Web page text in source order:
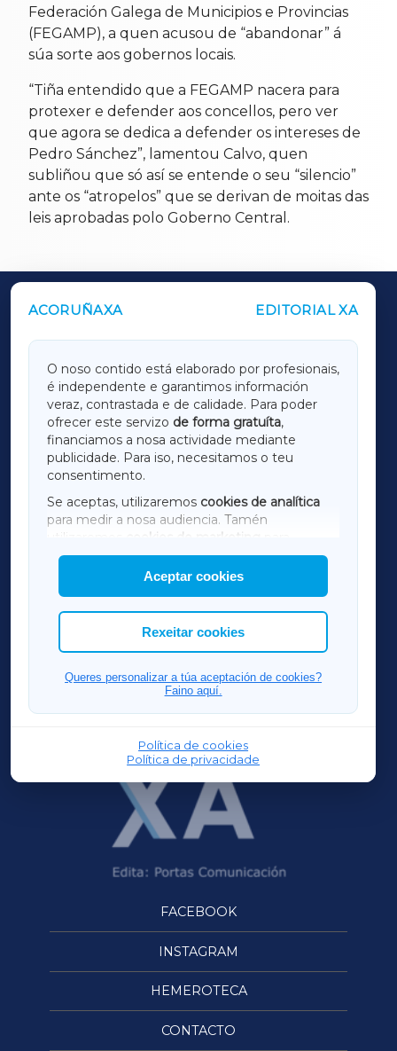
Federación Galega de Municipios e Provincias
(FEGAMP), a quen acusou de “abandonar” á
súa sorte aos gobernos locais.
“Tiña entendido que a FEGAMP nacera para
protexer e defender aos concellos, pero ver
que agora se dedica a defender os intereses de
Pedro Sánchez”, lamentou Calvo, quen
subliñou que só así se entende o seu “silencio”
ante os “atropelos” que se derivan de moitas das
leis aprobadas polo Goberno Central.
ACORUÑAXA EDITORIAL XA
O noso contido está elaborado por profesionais,
é independente e garantimos información
veraz, contrastada e de calidade. Para poder
ofrecer este servizo de forma gratuíta,
financiamos a nosa actividade mediante
publicidade. Para iso, necesitamos o teu
consentimento.
Se aceptas, utilizaremos cookies de analítica
para medir a nosa audiencia. Tamén
utilizaremos
cookies de marketing
mostrar publicidade de terceiros.
Así mesmo, podes personalizar a elección das
cookies que desexas permitir.
Aceptar cookies
Rexeitar cookies
Queres personalizar a túa aceptación de cookies?
Faino aquí.
Política de cookies
Política de privacidade
OUTROS PERIÓDICOS
LUGOXA
TERRACHAXA
AMARIÑAXA
RIBEIRASACRAXA
ACORUÑAXA
FERROLXA
OURENSEXA
FACEBOOK
INSTAGRAM
HEMEROTECA
CONTACTO